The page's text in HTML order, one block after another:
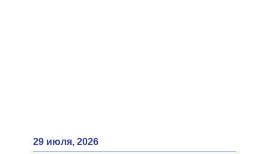
29 июля, 2026